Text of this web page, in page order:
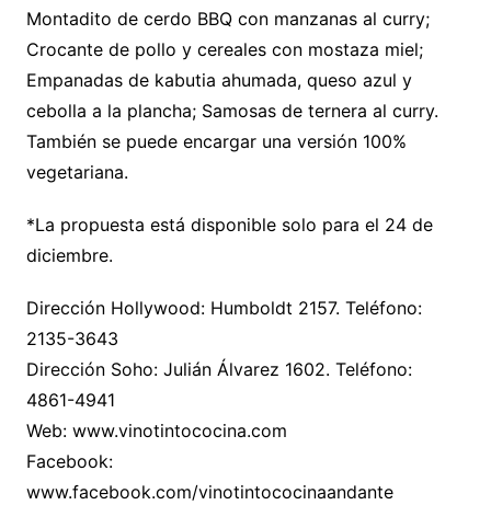
Montadito de cerdo BBQ con manzanas al curry;
Crocante de pollo y cereales con mostaza miel;
Empanadas de kabutia ahumada, queso azul y
cebolla a la plancha; Samosas de ternera al curry.
También se puede encargar una versión 100%
vegetariana.
*La propuesta está disponible solo para el 24 de
diciembre.
Dirección Hollywood: Humboldt 2157. Teléfono:
2135-3643
Dirección Soho: Julián Álvarez 1602. Teléfono:
4861-4941
Web: www.vinotintococina.com
Facebook:
www.facebook.com/vinotintococinaandante